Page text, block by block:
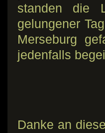
standen die
gelungener
Merseburg
jedenfalls
Danke an